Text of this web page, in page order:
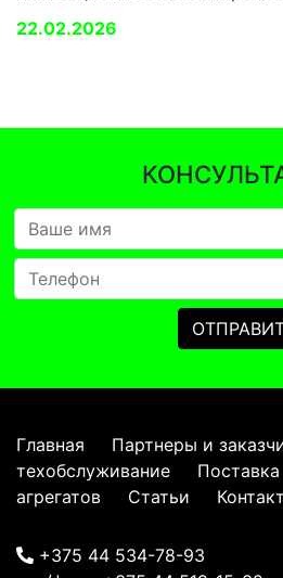
22.02.2026
Главная Партнеры и
техобслуживание
агрегатов
Статьи
+375 44 534-78-93